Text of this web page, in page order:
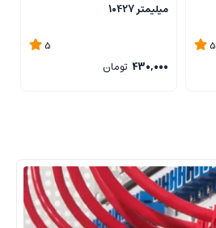
5
میلیمتر 10427
5
430,000 تومان